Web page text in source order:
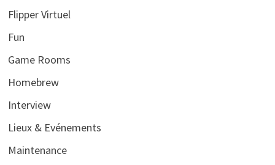
Flipper Virtuel
Fun
Game Rooms
Homebrew
Interview
Lieux & Evénements
Maintenance